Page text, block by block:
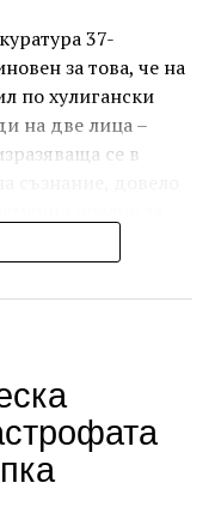
37-
за това, че на
по хулигански
на две лица –
се в
Х.С., която бе с
ръка,
неопасно за
годишният бе
и 8 месеца
бб отложено